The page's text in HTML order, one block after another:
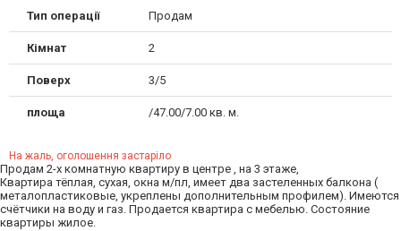
Тип операції Продам
Кімнат 2
Поверх 3/5
площа /47.00/7.00 кв. м.
На жаль, оголошення застаріло
Продам 2-х комнатную квартиру в центре , на 3 этаже,
Квартира тёплая, сухая, окна м/пл, имеет два застеленных балкона (
металопластиковые, укреплены дополнительным профилем). Имеются
счётчики на воду и газ. Продается квартира с мебелью. Состояние
квартиры жилое.